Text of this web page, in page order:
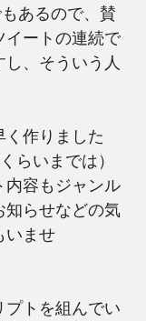
あるので、賛
イートの連続で
、そういう人
作りました
らいまでは）
内容もジャンル
知らせなどの気
いませ
プトを組んでい